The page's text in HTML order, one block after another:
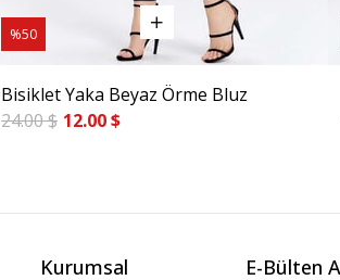
Bisiklet Yaka Beyaz Örme Bluz
12.00 $
24.00 $
%50
Kurumsal E-Bülten